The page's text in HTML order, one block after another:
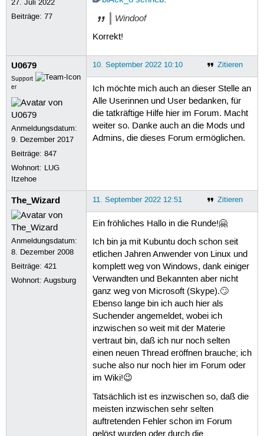
27. Juli 2022
Beiträge:77 Windoof
Korrekt!
U0679
Support
er
Anmeldungsdatum:
9. Dezember 2017
Beiträge:847
Wohnort: LUG
Itzehoe
Zitieren
10. September 2022 10:10
Ich möchte mich auch an dieser Stelle an
Alle Userinnen und User bedanken, für
die tatkräftige Hilfe hier im Forum. Macht
weiter so. Danke auch an die Mods und
Admins, die dieses Forum ermöglichen.
The_Wizard
Anmeldungsdatum:
8. Dezember 2008
Beiträge:421
Wohnort: Augsburg
Zitieren
11. September 2022 12:51
Ein fröhliches Hallo in die Runde!🤗
Ich bin ja mit Kubuntu doch schon seit
etlichen Jahren Anwender von Linux und
komplett weg von Windows, dank einiger
Verwandten und Bekannten aber nicht
ganz weg von Microsoft (Skype).🙄
Ebenso lange bin ich auch hier als
Suchender angemeldet, wobei ich
inzwischen so weit mit der Materie
vertraut bin, daß ich nur noch selten
einen neuen Thread eröffnen brauche; ich
suche also nur noch hier im Forum oder
im Wiki!😉
Tatsächlich ist es inzwischen so, daß die
meisten inzwischen sehr selten
auftretenden Fehler schon im Forum